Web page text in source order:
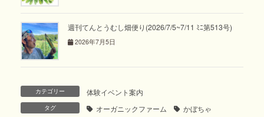
週刊てんとうむし畑便り(2026/7/5~7/11 ﾐﾆ第513号)
2026年7月5日
カテゴリー 体験イベント案内
タグ オーガニックファーム
かぼちゃ